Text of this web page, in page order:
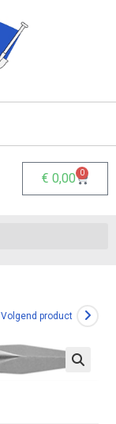
€ 0,00 0
Volgend product